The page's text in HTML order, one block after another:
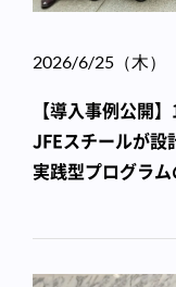
2026/6/25（木）
【導入事例公開
JFEスチールが
実践型プログラ